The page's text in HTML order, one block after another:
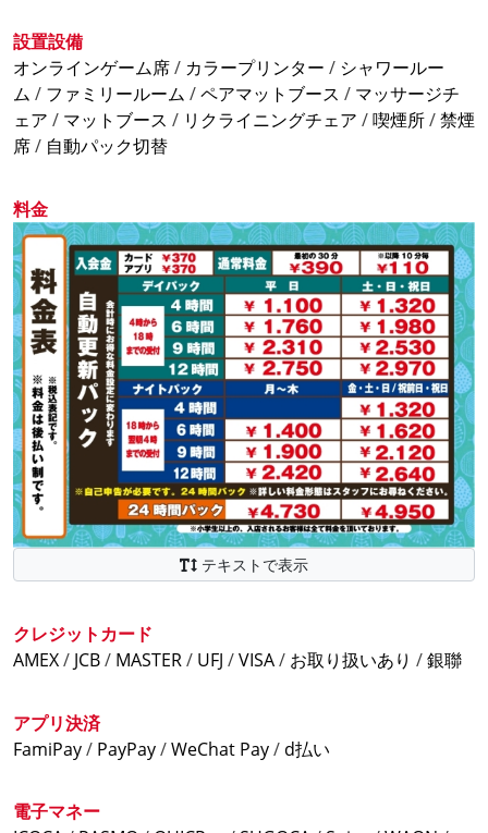
■飲食持込OK 途中外出OK(一時金お預かりします)
■シャワー無料(無料タオル常設) アメニティー販売あり
ます
■電子レンジあります
.。:++:.。.:+.。:+:.。
年中無休営業中
心よりお待ちしております
ヾ(〃^∇^)ノ
♪遊ぶなら自空で決まりっ!♪
ジクーへ行こう!!
自遊空間大分下郡店へ!!
.。:++:.。.:+.。:+:.。
設置設備
オンラインゲーム席/ カラープリンター / シャワールー
ム / ファミリールーム /ペアマットブース / マッサージチ
ェア / マットブース / リクライニングチェア /喫煙所/禁煙
席/ 自動パック切替
料金
テキストで表示
通常料金
390円(税込)/30分
延長料金
110円(税込)/10分
パック料金
【平日料金】全て税込
6時間パック 1760円
9時間パック 2310円
12時間パック 2750円
ナイトパック6時間 1400円
クレジットカード
AMEX/ JCB/ MASTER/ UFJ /VISA/ お取り扱いあり /銀聯
アプリ決済
FamiPay/ PayPay/WeChat Pay/ d払い
電子マネー